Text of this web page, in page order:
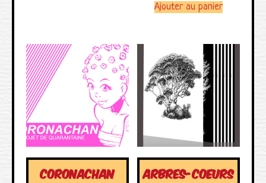
Ajouter au panier
CORONACHAN ARBRES-COEURS